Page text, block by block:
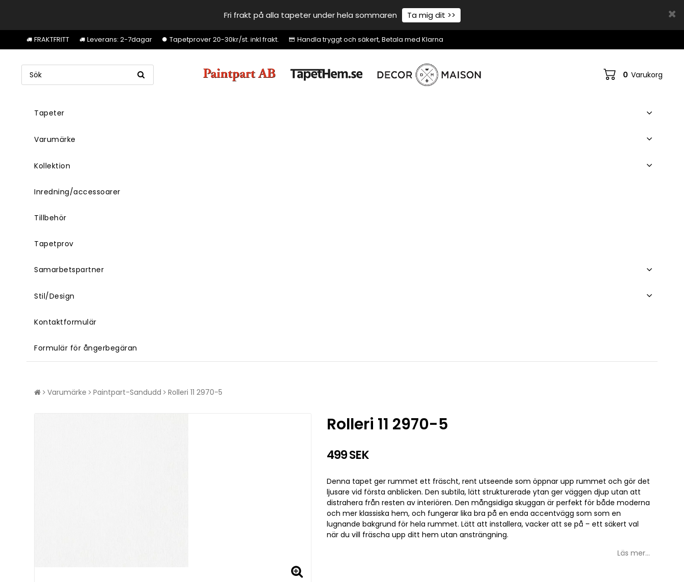
Fri frakt på alla tapeter under hela sommaren Ta mig dit >>
FRAKTFRITT Leverans: 2-7dagar Tapetprover 20-30kr/st. inkl frakt. Handla tryggt och säkert, Betala med Klarna
0 Varukorg
Tapeter
Varumärke
Kollektion
Inredning/accessoarer
Tillbehör
Tapetprov
Samarbetspartner
Stil/Design
Kontaktformulär
Formulär för ångerbegäran
Varumärke Paintpart-Sandudd Rolleri 11 2970-5
Rolleri 11 2970-5
499 SEK
Denna tapet ger rummet ett fräscht, rent utseende som öppnar upp rummet och gör det
ljusare vid första anblicken. Den subtila, lätt strukturerade ytan ger väggen djup utan att
distrahera från resten av interiören. Den mångsidiga skuggan är perfekt för både moderna
och mer klassiska hem, och fungerar lika bra på en enda accentvägg som som en
lugnande bakgrund för hela rummet. Lätt att installera, vacker att se på – ett säkert val
när du vill fräscha upp ditt hem utan ansträngning.
Läs mer...